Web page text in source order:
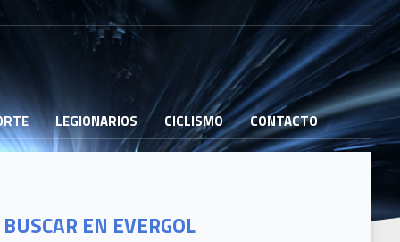
LEGIONARIOS CICLISMO CONTACTO
BUSCAR EN EVERGOL